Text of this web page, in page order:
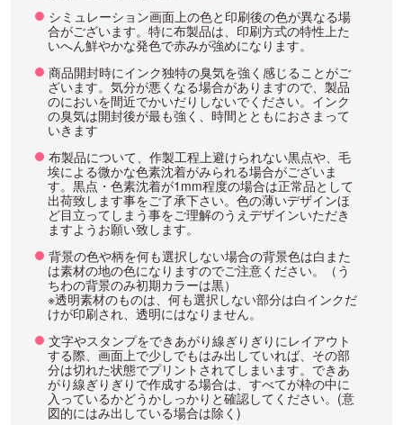
シミュレーション画面上の色と印刷後の色が異なる場
合がございます。特に布製品は、印刷方式の特性上た
いへん鮮やかな発色で赤みが強めになります。
商品開封時にインク独特の臭気を強く感じることがご
ざいます。気分が悪くなる場合がありますので、製品
のにおいを間近でかいだりしないでください。インク
の臭気は開封後が最も強く、時間とともにおさまって
いきます
布製品について、作製工程上避けられない黒点や、毛
埃による微かな色素沈着がみられる場合がございま
す。黒点・色素沈着が1mm程度の場合は正常品として
出荷致します事をご了承下さい。色の薄いデザインほ
ど目立ってしまう事をご理解のうえデザインいただき
ますようお願い致します。
背景の色や柄を何も選択しない場合の背景色は白また
は素材の地の色になりますのでご注意ください。（う
ちわの背景のみ初期カラーは黒）
※透明素材のものは、何も選択しない部分は白インクだ
けが印刷され、透明にはなりません。
文字やスタンプをできあがり線ぎりぎりにレイアウト
する際、画面上で少しでもはみ出していれば、その部
分は切れた状態でプリントされてしまいます。できあ
がり線ぎりぎりで作成する場合は、すべてが枠の中に
入っているかどうかしっかりと確認してください。(意
図的にはみ出している場合は除く)